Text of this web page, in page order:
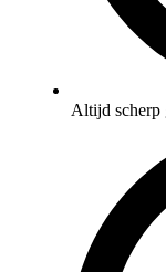
Altijd scherp